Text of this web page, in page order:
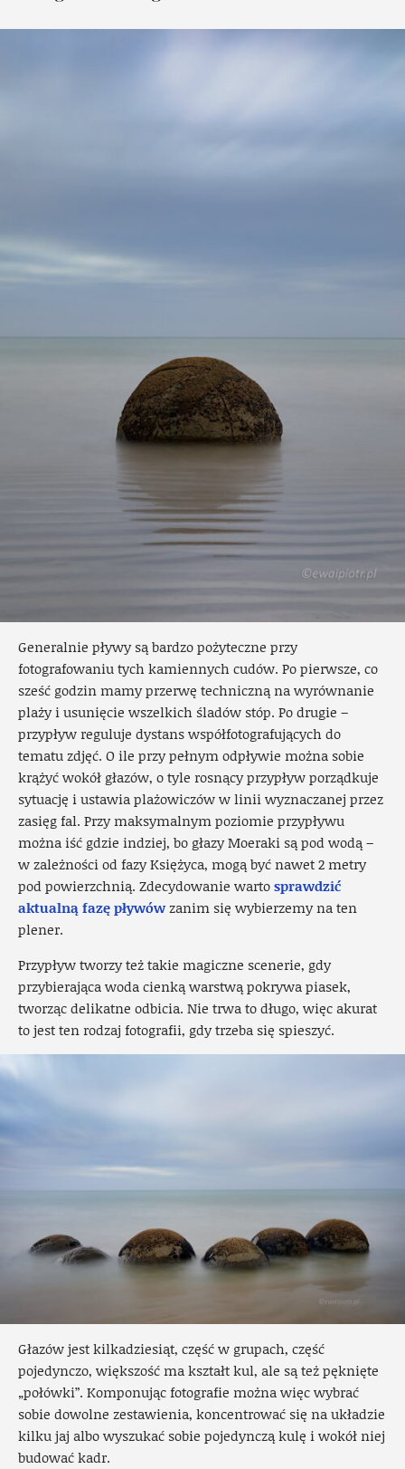
Generalnie pływy są bardzo pożyteczne przy
fotografowaniu tych kamiennych cudów. Po pierwsze, co
sześć godzin mamy przerwę techniczną na wyrównanie
plaży i usunięcie wszelkich śladów stóp. Po drugie –
przypływ reguluje dystans współfotografujących do
tematu zdjęć. O ile przy pełnym odpływie można sobie
krążyć wokół głazów, o tyle rosnący przypływ porządkuje
sytuację i ustawia plażowiczów w linii wyznaczanej przez
zasięg fal. Przy maksymalnym poziomie przypływu
można iść gdzie indziej, bo głazy Moeraki są pod wodą –
w zależności od fazy Księżyca, mogą być nawet 2 metry
pod powierzchnią. Zdecydowanie wartosprawdzić
aktualną fazę pływówzanim się wybierzemy na ten
plener.
Przypływ tworzy też takie magiczne scenerie, gdy
przybierająca woda cienką warstwą pokrywa piasek,
tworząc delikatne odbicia. Nie trwa to długo, więc akurat
to jest ten rodzaj fotografii, gdy trzeba się spieszyć.
Głazów jest kilkadziesiąt, część w grupach, część
pojedynczo, większość ma kształt kul, ale są też pęknięte
„połówki”. Komponując fotografie można więc wybrać
sobie dowolne zestawienia, koncentrować się na układzie
kilku jaj albo wyszukać sobie pojedynczą kulę i wokół niej
budować kadr.